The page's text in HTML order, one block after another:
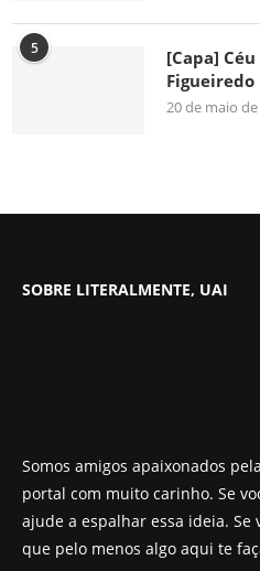
5
[Capa]
Figueiredo
20 de maio
SOBRE LITERALMENTE, UAI
Somos amigos apaixonados
portal com muito carinho. Se
ajude a espalhar essa ideia. Se
que pelo menos algo aqui te